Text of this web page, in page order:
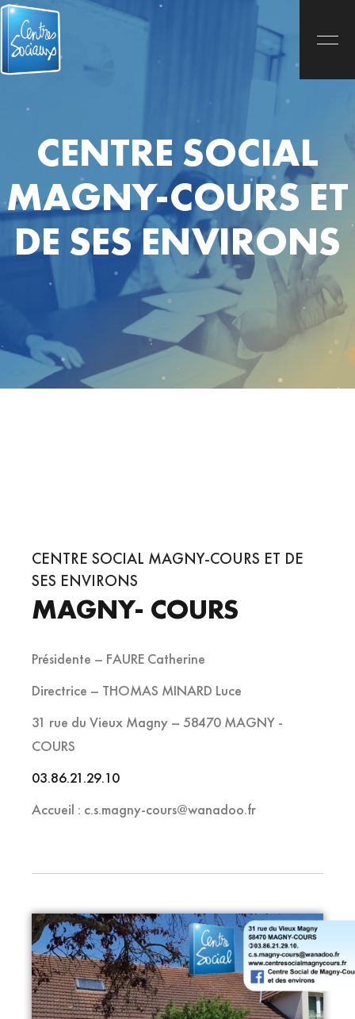
CENTRE SOCIAL
MAGNY-COURS ET
DE SES ENVIRONS
CENTRE SOCIAL MAGNY-COURS ET DE
SES ENVIRONS
MAGNY- COURS
Présidente – FAURE Catherine
Directrice – THOMAS MINARD Luce
31 rue du Vieux Magny – 58470 MAGNY -
COURS
03.86.21.29.10
Accueil : c.s.magny-cours@wanadoo.fr